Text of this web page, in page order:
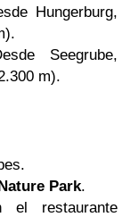
Hungerburg,
Seegrube,
m).
Park.
el restaurante